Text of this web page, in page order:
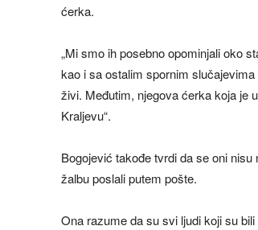
ćerka.
„Mi smo ih posebno opominjali oko
kao i sa ostalim spornim
živi. Međutim, njegova ćerka koja je
Kraljevu“.
Bogojević takođe tvrdi da se oni
žalbu poslali putem pošte.
Ona razume da su svi ljudi koji su